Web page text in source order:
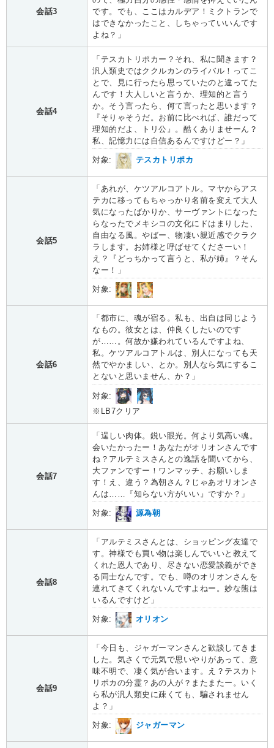
会話3
です。でも、ここはカルデア！ミクトランで
はできなかったこと、しちゃっていいんです
よね？」
会話4
「テスカトリポカー？それ、私に聞きます？
汎人類史ではククルカンのライバル！ってこ
とで、見に行ったら思っていたのと違ってた
んです！大人しいと言うか、理知的と言う
か。そう言ったら、何て言ったと思います？
『そりゃそうだ。お前に比べれば、誰だって
理知的だよ、トリ公』。酷くありませーん？
私、記憶力には自信あるんですけどー？」
対象: テスカトリポカ
会話5
「あれが、ケツアルコアトル。マヤからアス
テカに移ってもちゃっかり名前を変えて大人
気になったばかりか、サーヴァントになった
らなったでメキシコの文化にドはまりした、
自由なる風。やばー、物凄い親近感でクラク
ラします。お姉様と呼ばせてくださーい！
え？『どっちかって言うと、私が姉』？そん
なー！」
対象:
会話6
「都市に、魂が宿る。私も、出自は同じよう
なもの。彼女とは、仲良くしたいのです
が……。何故か嫌われているんですよね、
私。ケツアルコアトルは、別人になっても天
然でやかましい、とか。別人なら気にするこ
とないと思いません、か？」
対象:
※LB7クリア
会話7
「逞しい肉体。鋭い眼光。何より気高い魂。
会いたかったー！あなたがオリオンさんです
ね？アルテミスさんとの逸話を聞いてから、
大ファンですー！ワンマッチ、お願いしま
す！え、違う？為朝さん？じゃあオリオンさ
んは……『知らない方がいい』ですか？」
対象: 源為朝
会話8
「アルテミスさんとは、ショッピング友達で
す。神様でも買い物は楽しんでいいと教えて
くれた恩人であり、尽きない恋愛談義ができ
る同士なんです。でも、噂のオリオンさんを
連れてきてくれないんですよねー。妙な熊は
いるんですけど」
対象: オリオン
会話9
「今日も、ジャガーマンさんと歓談してきま
した。気さくで元気で思いやりがあって、意
味不明で、凄く気が合います。え？テスカト
リポカの分霊？あの人が？またまたー。いく
ら私が汎人類史に疎くても、騙されません
よ？」
対象: ジャガーマン